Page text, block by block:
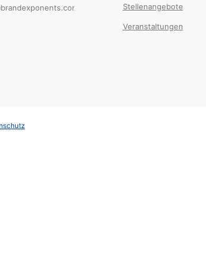
Stellenangebote
Veranstaltungen